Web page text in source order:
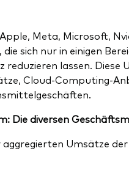
Meta, Microsoft,
sich nur in einigen
reduzieren lassen.
Cloud-Computing-
Die diversen
Umsätze